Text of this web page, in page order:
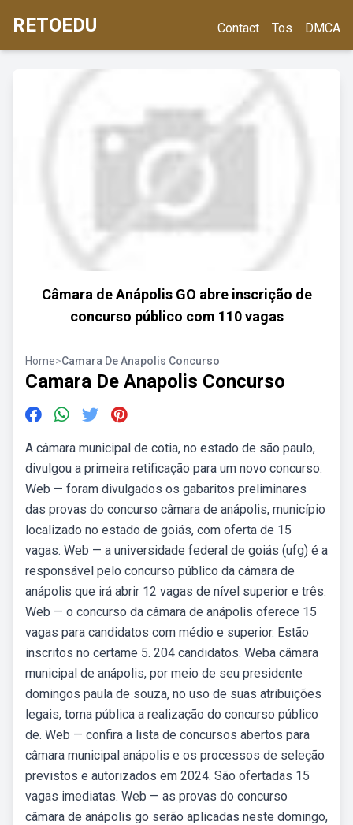
RETOEDU Contact Tos DMCA
Câmara de Anápolis GO abre inscrição de
concurso público com 110 vagas
Home>Camara De Anapolis Concurso
Camara De Anapolis Concurso
A câmara municipal de cotia, no estado de são paulo,
divulgou a primeira retificação para um novo concurso.
Web — foram divulgados os gabaritos preliminares
das provas do concurso câmara de anápolis, município
localizado no estado de goiás, com oferta de 15
vagas. Web — a universidade federal de goiás (ufg) é a
responsável pelo concurso público da câmara de
anápolis que irá abrir 12 vagas de nível superior e três.
Web — o concurso da câmara de anápolis oferece 15
vagas para candidatos com médio e superior. Estão
inscritos no certame 5. 204 candidatos. Weba câmara
municipal de anápolis, por meio de seu presidente
domingos paula de souza, no uso de suas atribuições
legais, torna pública a realização do concurso público
de. Web — confira a lista de concursos abertos para
câmara municipal anápolis e os processos de seleção
previstos e autorizados em 2024. São ofertadas 15
vagas imediatas. Web — as provas do concurso
câmara de anápolis go serão aplicadas neste domingo,